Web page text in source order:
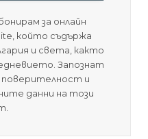
за онлайн
който съдържа
и света, както
Запознат
поверителност и
данни на този